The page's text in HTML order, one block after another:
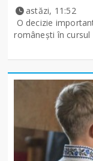
astăzi, 11:52
O decizie
românești în cursul